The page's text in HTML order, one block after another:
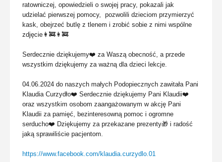
ratowniczej, opowiedzieli o swojej pracy, pokazali jak
udzielać pierwszej pomocy, pozwolili dzieciom przymierzyć
kask, obejrzeć butlę z tlenem i zrobić sobie z nimi wspólne
zdjęcie👩‍🚒👩‍🚒
Serdecznie dziękujemy❤️ za Waszą obecność, a przede
wszystkim dziękujemy za ważną dla dzieci lekcje.
04.06.2024 do naszych małych Podopiecznych zawitała Pani
Klaudia Curzydło❤️ Serdecznie dziękujemy Pani Klaudii❤️
oraz wszystkim osobom zaangażowanym w akcję Pani
Klaudii za pamięć, bezinteresowną pomoc i ogromne
serducho❤️ Dziękujemy za przekazane prezenty🎁 i radość
jaką sprawiliście pacjentom.
https://www.facebook.com/klaudia.curzydlo.01